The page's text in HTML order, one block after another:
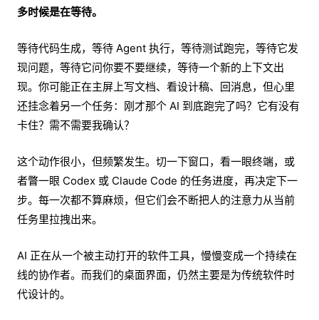
多时候是在等待。
等待代码生成，等待 Agent 执行，等待测试跑完，等待它发
现问题，等待它问你要不要继续，等待一个新的上下文出
现。你可能正在主屏上写文档、看设计稿、回消息，但心里
还挂念着另一个任务：刚才那个 AI 到底跑完了吗？它有没有
卡住？需不需要我确认？
这个动作很小，但频繁发生。切一下窗口，看一眼终端，或
者瞥一眼 Codex 或 Claude Code 的任务进度，再决定下一
步。每一次都不算麻烦，但它们会不断把人的注意力从当前
任务里拉拽出来。
AI 正在从一个被主动打开的软件工具，慢慢变成一个持续在
线的协作者。而我们的桌面界面，仍然主要是为传统软件时
代设计的。